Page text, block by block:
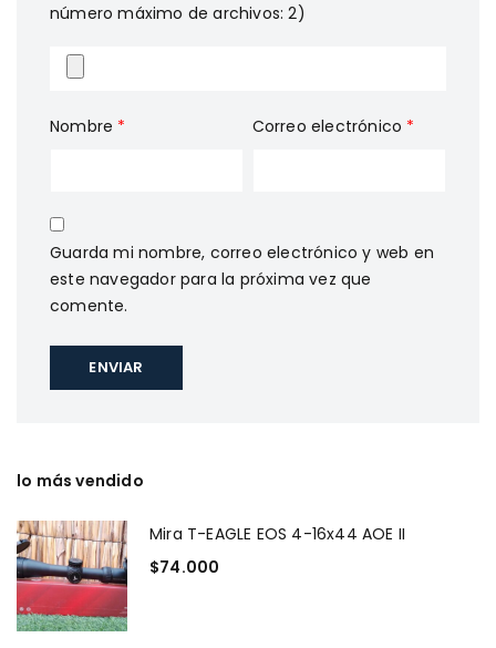
lo más vendido
Mira T-EAGLE EOS 4-16x44 AOE II
$74.000
número máximo de archivos: 2)
Nombre * Correo electrónico *
Guarda mi nombre, correo electrónico y web en
este navegador para la próxima vez que
comente.